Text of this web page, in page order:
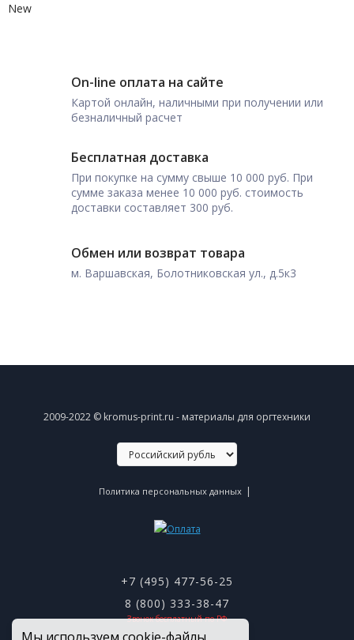
New
On-line оплата на сайте
Картой онлайн, наличными при получении или
безналичный расчет
Бесплатная доставка
При покупке на сумму свыше 10 000 руб. При
сумме заказа менее 10 000 руб. стоимость
доставки составляет 300 руб.
Обмен или возврат товара
м. Варшавская, Болотниковская ул., д.5к3
2009-2022 © kromus-print.ru - материалы для оргтехники
Политика персональных данных |
+7 (495) 477-56-25
8 (800) 333-38-47
Звонок бесплатный по РФ